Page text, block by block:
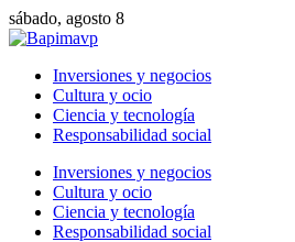
sábado, agosto 8
Inversiones y negocios
Cultura y ocio
Ciencia y tecnología
Responsabilidad social
Inversiones y negocios
Cultura y ocio
Ciencia y tecnología
Responsabilidad social